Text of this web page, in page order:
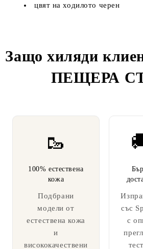
цвят на ходилото черен
Защо хиляди
ПЕЩЕРА
🥾
100% естествена
кожа
Подбрани
модели от
естествена кожа
и
висококачествени
със
с